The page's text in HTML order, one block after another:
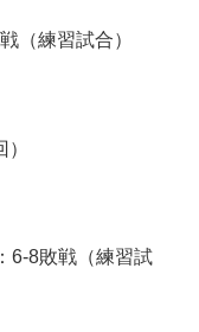
（練習試合）
6-8敗戦（練習試